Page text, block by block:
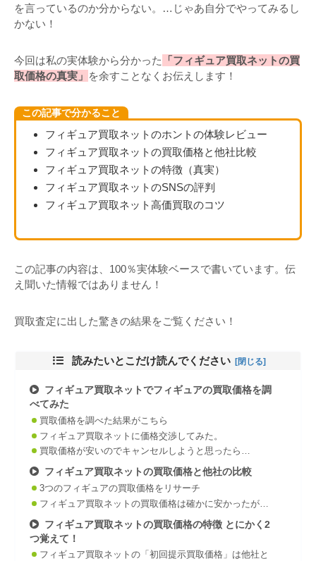
を言っているのか分からない。…じゃあ自分でやってみるし
かない！
今回は私の実体験から分かった
「フィギュア買取ネットの買
取価格の真実」 を余すことなくお伝えします！
この記事で分かること
フィギュア買取ネットのホントの体験レビュー
フィギュア買取ネットの買取価格と他社比較
フィギュア買取ネットの特徴（真実）
フィギュア買取ネットのSNSの評判
フィギュア買取ネット高価買取のコツ
この記事の内容は、100％実体験ベースで書いています。伝
え聞いた情報ではありません！
買取査定に出した驚きの結果をご覧ください！
読みたいとこだけ読んでください
フィギュア買取ネットでフィギュアの買取価格を調
べてみた
買取価格を調べた結果がこちら
フィギュア買取ネットに価格交渉してみた。
買取価格が安いのでキャンセルしようと思ったら…
フィギュア買取ネットの買取価格と他社の比較
3つのフィギュアの買取価格をリサーチ
フィギュア買取ネットの買取価格は確かに安かったが…
フィギュア買取ネットの買取価格の特徴 とにかく2
つ覚えて！
フィギュア買取ネットの「初回提示買取価格」は他社と